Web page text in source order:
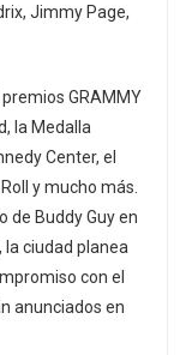
Jimmy Page,
GRAMMY
la Medalla
Center, el
y mucho más.
de Buddy Guy en
la ciudad planea
con el
anunciados en